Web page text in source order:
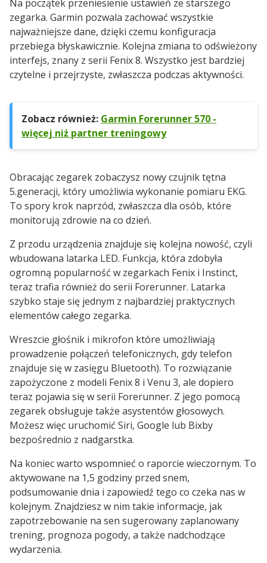
Na początek przeniesienie ustawień ze starszego
zegarka. Garmin pozwala zachować wszystkie
najważniejsze dane, dzięki czemu konfiguracja
przebiega błyskawicznie. Kolejna zmiana to odświeżony
interfejs, znany z serii Fenix 8. Wszystko jest bardziej
czytelne i przejrzyste, zwłaszcza podczas aktywności.
Zobacz również: Garmin Forerunner 570 -
więcej niż partner treningowy
Obracając zegarek zobaczysz nowy czujnik tętna
5.generacji, który umożliwia wykonanie pomiaru EKG.
To spory krok naprzód, zwłaszcza dla osób, które
monitorują zdrowie na co dzień.
Z przodu urządzenia znajduje się kolejna nowość, czyli
wbudowana latarka LED. Funkcja, która zdobyła
ogromną popularność w zegarkach Fenix i Instinct,
teraz trafia również do serii Forerunner. Latarka
szybko staje się jednym z najbardziej praktycznych
elementów całego zegarka.
Wreszcie głośnik i mikrofon które umożliwiają
prowadzenie połączeń telefonicznych, gdy telefon
znajduje się w zasięgu Bluetooth). To rozwiązanie
zapożyczone z modeli Fenix 8 i Venu 3, ale dopiero
teraz pojawia się w serii Forerunner. Z jego pomocą
zegarek obsługuje także asystentów głosowych.
Możesz więc uruchomić Siri, Google lub Bixby
bezpośrednio z nadgarstka.
Na koniec warto wspomnieć o raporcie wieczornym. To
aktywowane na 1,5 godziny przed snem,
podsumowanie dnia i zapowiedź tego co czeka nas w
kolejnym. Znajdziesz w nim takie informacje, jak
zapotrzebowanie na sen sugerowany zaplanowany
trening, prognoza pogody, a także nadchodzące
wydarzenia.